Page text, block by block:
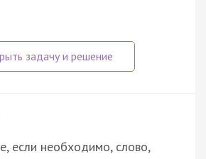
если необходимо, слово,